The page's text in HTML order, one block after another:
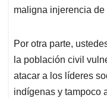
maligna injerencia de
Por otra parte,
la población civil
atacar a los líderes
indígenas y tampoco